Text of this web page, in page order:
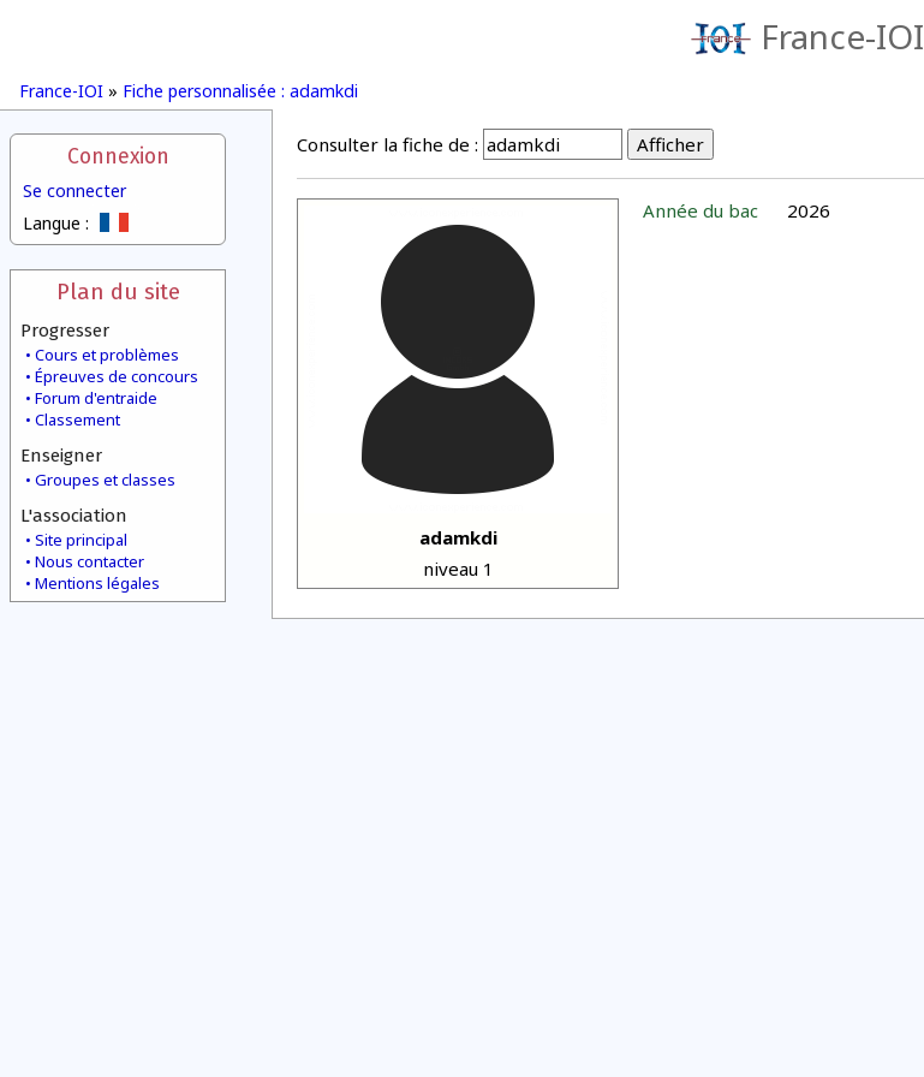
France-IOI
France-IOI » Fiche personnalisée : adamkdi
Connexion
Se connecter
Langue :
Plan du site
Progresser
Cours et problèmes
Épreuves de concours
Forum d'entraide
Classement
Enseigner
Groupes et classes
L'association
Site principal
Nous contacter
Mentions légales
Consulter la fiche de :
adamkdi
niveau 1
Année du bac 2026